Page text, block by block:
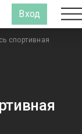
Вход
спортивная